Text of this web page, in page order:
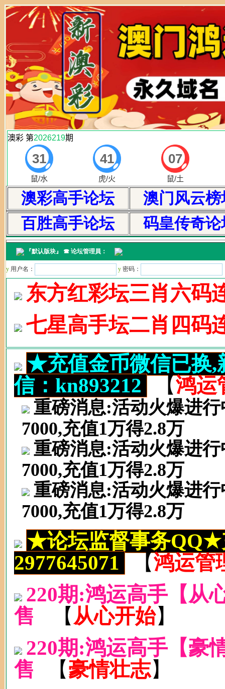
澳彩高手论坛
澳门风云榜
百胜高手论坛
码皇传奇论
『默认版块』 ☎ 论坛管理員：
y 用户名： y 密码：
东方红彩坛三肖六码
七星高手坛二肖四码
★充值金币微信已换,
信：kn893212
【鸿运
重磅消息:活动火爆进行
7000,充值1万得2.8万
重磅消息:活动火爆进行
7000,充值1万得2.8万
重磅消息:活动火爆进行
7000,充值1万得2.8万
★论坛监督事务QQ★
2977645071
【鸿运管
220期:鸿运高手【
售
【 从心开始】
220期:鸿运高手【
售
【豪情壮志】